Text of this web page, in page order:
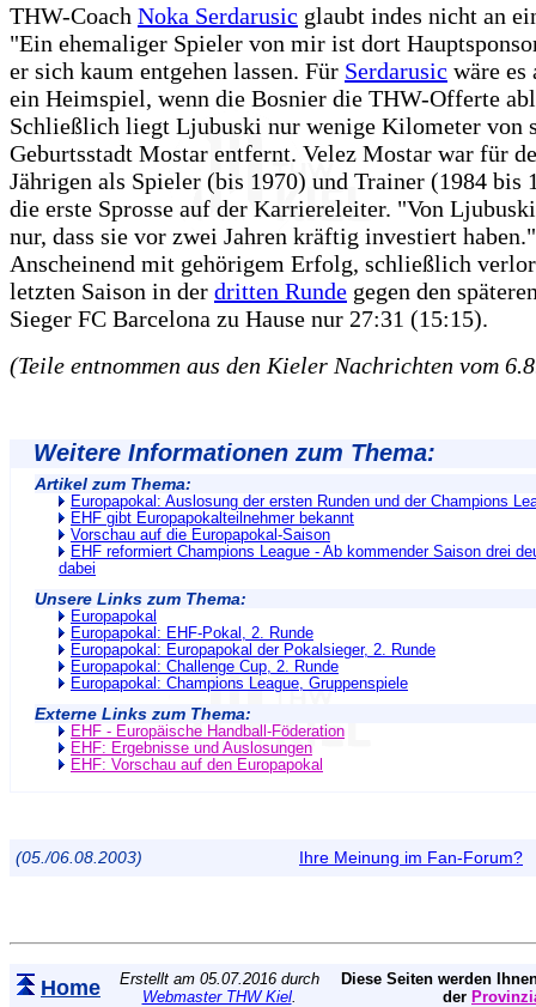
THW-Coach Noka Serdarusic glaubt indes nicht an
"Ein ehemaliger Spieler von mir ist dort
er sich kaum entgehen lassen. Für Serdarusic wäre es
ein Heimspiel, wenn die Bosnier die THW-Offerte
Schließlich liegt Ljubuski nur wenige Kilometer von
Geburtsstadt Mostar entfernt. Velez Mostar war für
Jährigen als Spieler (bis 1970) und Trainer (1984 bis
die erste Sprosse auf der Karriereleiter. "Von
nur, dass sie vor zwei Jahren kräftig investiert haben."
Anscheinend mit gehörigem Erfolg, schließlich
letzten Saison in der dritten Runde gegen den
Sieger FC Barcelona zu Hause nur 27:31 (15:15).
(Teile entnommen aus den Kieler Nachrichten vom
Weitere Informationen zum Thema:
Artikel zum Thema:
Europapokal: Auslosung der ersten Runden und der Champions
EHF gibt Europapokalteilnehmer bekannt
Vorschau auf die Europapokal-Saison
EHF reformiert Champions League - Ab kommender Saison drei
dabei
Unsere Links zum Thema:
Europapokal
Europapokal: EHF-Pokal, 2. Runde
Europapokal: Europapokal der Pokalsieger, 2. Runde
Europapokal: Challenge Cup, 2. Runde
Europapokal: Champions League, Gruppenspiele
Externe Links zum Thema:
EHF - Europäische Handball-Föderation
EHF: Ergebnisse und Auslosungen
EHF: Vorschau auf den Europapokal
(05./06.08.2003) Ihre Meinung im Fan-Forum?
Home
Erstellt am 05.07.2016 durch
Webmaster THW Kiel.
Diese Seiten werden
der